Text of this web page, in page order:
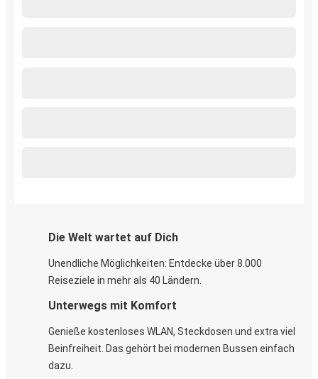
Die Welt wartet auf Dich
Unendliche Möglichkeiten: Entdecke über 8.000
Reiseziele in mehr als 40 Ländern.
Unterwegs mit Komfort
Genieße kostenloses WLAN, Steckdosen und extra viel
Beinfreiheit. Das gehört bei modernen Bussen einfach
dazu.